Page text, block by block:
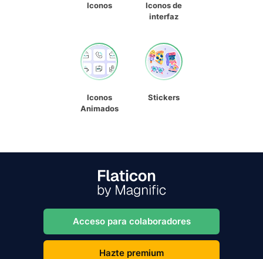
Iconos
Iconos de
interfaz
Iconos
Animados
Stickers
Acceso para colaboradores
Hazte premium